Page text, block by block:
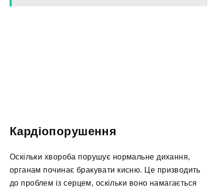
Кардіопорушення
Оскільки хвороба порушує нормальне дихання,
органам починає бракувати кисню. Це призводить
до проблем із серцем, оскільки воно намагається